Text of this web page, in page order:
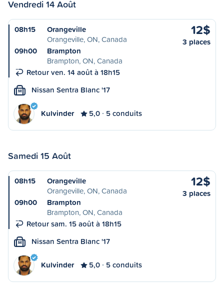
Vendredi 14 Août
08h15
Orangeville
Orangeville, ON, Canada
09h00
Brampton
Brampton, ON, Canada
Retour ven. 14 août à 18h15
12$
3 places
M Nissan Sentra Blanc '17
Kulvinder 5,0 5 conduits
Samedi 15 Août
08h15
Orangeville
Orangeville, ON, Canada
09h00
Brampton
Brampton, ON, Canada
Retour sam. 15 août à 18h15
12$
3 places
M Nissan Sentra Blanc '17
Kulvinder 5,0 5 conduits